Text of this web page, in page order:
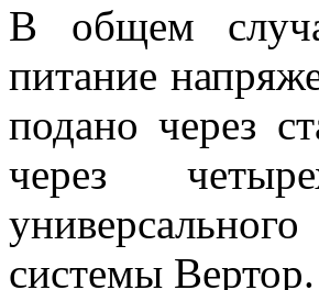
В общем
питание
подано через
через
системы Вертор.